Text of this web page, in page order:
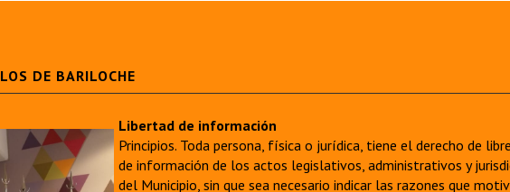
DE BARILOCHE
Libertad de información
Principios. Toda persona, física o jurídica, tiene el derecho de
de información de los actos legislativos, administrativos y
del Municipio, sin que sea necesario indicar las razones que